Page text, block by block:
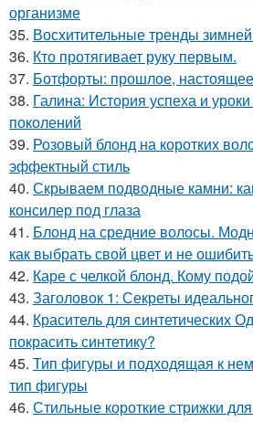
организме
35. Восхитительные тренды
36. Кто протягивает руку первым.
37. Ботфорты: прошлое,
38. Галина: История успеха и
поколений
39. Розовый блонд на коротких
эффектный стиль
40. Скрываем подводные камни:
консилер под глаза
41. Блонд на средние волосы.
как выбрать свой цвет и не
42. Каре с челкой блонд. Кому
43. Заголовок 1: Секреты
44. Краситель для синтетических
покрасить синтетику?
45. Тип фигуры и подходящая к
тип фигуры
46. Стильные короткие стрижки